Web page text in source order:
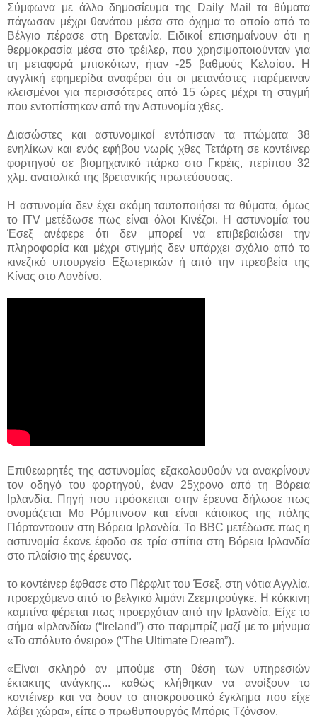
Σύμφωνα με άλλο δημοσίευμα της Daily Mail τα θύματα
πάγωσαν μέχρι θανάτου μέσα στο όχημα το οποίο από το
Βέλγιο πέρασε στη Βρετανία. Ειδικοί επισημαίνουν ότι η
θερμοκρασία μέσα στο τρέιλερ, που χρησιμοποιούνταν για
τη μεταφορά μπισκότων, ήταν -25 βαθμούς Κελσίου. Η
αγγλική εφημερίδα αναφέρει ότι οι μετανάστες παρέμειναν
κλεισμένοι για περισσότερες από 15 ώρες μέχρι τη στιγμή
που εντοπίστηκαν από την Αστυνομία χθες.
Διασώστες και αστυνομικοί εντόπισαν τα πτώματα 38
ενηλίκων και ενός εφήβου νωρίς χθες Τετάρτη σε κοντέινερ
φορτηγού σε βιομηχανικό πάρκο στο Γκρέις, περίπου 32
χλμ. ανατολικά της βρετανικής πρωτεύουσας.
Η αστυνομία δεν έχει ακόμη ταυτοποιήσει τα θύματα, όμως
το ITV μετέδωσε πως είναι όλοι Κινέζοι. Η αστυνομία του
Έσεξ ανέφερε ότι δεν μπορεί να επιβεβαιώσει την
πληροφορία και μέχρι στιγμής δεν υπάρχει σχόλιο από το
κινεζικό υπουργείο Εξωτερικών ή από την πρεσβεία της
Κίνας στο Λονδίνο.
Επιθεωρητές της αστυνομίας εξακολουθούν να ανακρίνουν
τον οδηγό του φορτηγού, έναν 25χρονο από τη Βόρεια
Ιρλανδία. Πηγή που πρόσκειται στην έρευνα δήλωσε πως
ονομάζεται Μο Ρόμπινσον και είναι κάτοικος της πόλης
Πόρτανταουν στη Βόρεια Ιρλανδία. Το BBC μετέδωσε πως η
αστυνομία έκανε έφοδο σε τρία σπίτια στη Βόρεια Ιρλανδία
στο πλαίσιο της έρευνας.
το κοντέινερ έφθασε στο Πέρφλιτ του Έσεξ, στη νότια Αγγλία,
προερχόμενο από το βελγικό λιμάνι Ζεεμπρούγκε. Η κόκκινη
καμπίνα φέρεται πως προερχόταν από την Ιρλανδία. Είχε το
σήμα «Ιρλανδία» (“Ireland”) στο παρμπρίζ μαζί με το μήνυμα
«Το απόλυτο όνειρο» (“The Ultimate Dream”).
«Είναι σκληρό αν μπούμε στη θέση των υπηρεσιών
έκτακτης ανάγκης... καθώς κλήθηκαν να ανοίξουν το
κοντέινερ και να δουν το αποκρουστικό έγκλημα που είχε
λάβει χώρα», είπε ο πρωθυπουργός Μπόρις Τζόνσον.